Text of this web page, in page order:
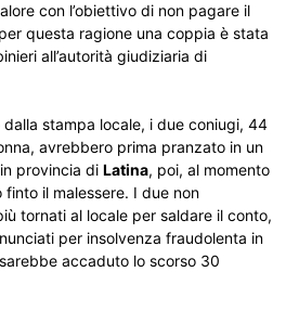
con l’obiettivo di non pagare il
questa ragione una coppia è stata
all’autorità giudiziaria di
stampa locale, i due coniugi, 44
avrebbero prima pranzato in un
provincia di Latina, poi, al momento
il malessere. I due non
tornati al locale per saldare il conto,
per insolvenza fraudolenta in
accaduto lo scorso 30